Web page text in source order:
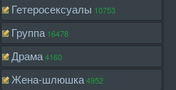
Гетеросексуалы 10753
Группа 16478
Драма4160
Жена-шлюшка4952